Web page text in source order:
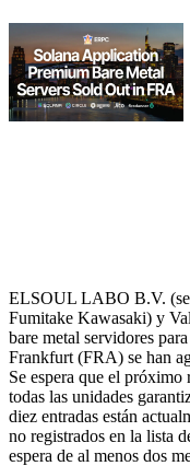
ELSOUL LABO B.V.
Fumitake Kawasaki) y
bare metal servidores
Frankfurt (FRA) se han
Se espera que el próximo
todas las unidades
diez entradas están
no registrados en la lista
espera de al menos dos